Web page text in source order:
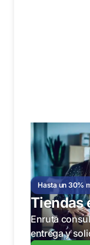
Hasta un 30%
Tiendas
Enruta
entrega y